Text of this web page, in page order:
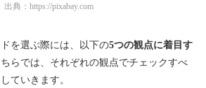
出典： https://pixabay.com
を選ぶ際には、以下の5つの観点に着目す
らでは、それぞれの観点でチェックすべ
ていきます。